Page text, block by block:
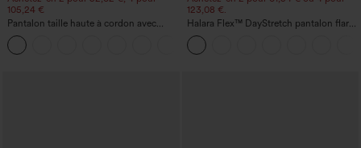
105,24 €
Pantalon taille haute à cordon avec
poches, jambe large et coupe ample,
style décontracté, effet lin
123,08 €.
Halara Flex™ DayStretch pantalon flare
de travail, taille mi-haute, poche latérale
zippée